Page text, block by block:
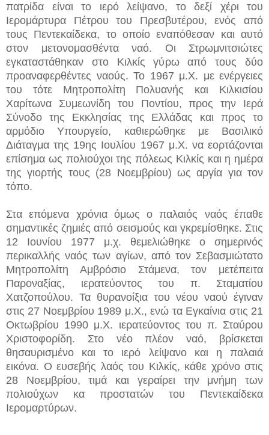
πατρίδα είναι το ιερό λείψανο, το δεξί χέρι του
Ιερομάρτυρα Πέτρου του Πρεσβυτέρου, ενός από
τους Πεντεκαίδεκα, το οποίο εναπόθεσαν και αυτό
στον μετονομασθέντα ναό. Οι Στρωμνιτσιώτες
εγκαταστάθηκαν στο Κιλκίς γύρω από τους δύο
προαναφερθέντες ναούς. Το 1967 μ.Χ. με ενέργειες
του τότε Μητροπολίτη Πολυανής και Κιλκισίου
Χαρίτωνα Συμεωνίδη του Ποντίου, προς την Ιερά
Σύνοδο της Εκκλησίας της Ελλάδας και προς το
αρμόδιο Υπουργείο, καθιερώθηκε με Βασιλικό
Διάταγμα της 19ης Ιουλίου 1967 μ.Χ. να εορτάζονται
επίσημα ως πολιούχοι της πόλεως Κιλκίς και η ημέρα
της γιορτής τους (28 Νοεμβρίου) ως αργία για τον
τόπο.
Στα επόμενα χρόνια όμως ο παλαιός ναός έπαθε
σημαντικές ζημιές από σεισμούς και γκρεμίσθηκε. Στις
12 Ιουνίου 1977 μ.χ. θεμελιώθηκε ο σημερινός
περικαλλής ναός των αγίων, από τον Σεβασμιώτατο
Μητροπολίτη Αμβρόσιο Στάμενα, τον μετέπειτα
Παροναξίας, ιερατεύοντος του π. Σταματίου
Χατζοπούλου. Τα θυρανοίξια του νέου ναού έγιναν
στις 27 Νοεμβρίου 1989 μ.Χ., ενώ τα Εγκαίνια στις 21
Οκτωβρίου 1990 μ.Χ. ιερατεύοντος του π. Σταύρου
Χριστοφορίδη. Στο νέο πλέον ναό, βρίσκεται
θησαυρισμένο και το ιερό λείψανο και η παλαιά
εικόνα. Ο ευσεβής λαός του Κιλκίς, κάθε χρόνο στις
28 Νοεμβρίου, τιμά και γεραίρει την μνήμη των
πολιούχων κα προστατών του Πεντεκαίδεκα
Ιερομαρτύρων.